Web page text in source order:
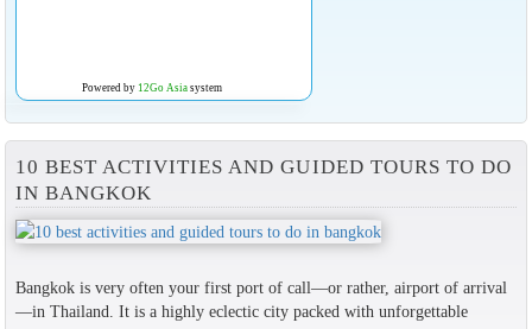
Powered by 12Go Asiasystem
10 BEST ACTIVITIES AND GUIDED TOURS TO DO
IN BANGKOK
Bangkok is very often your first port of call—or rather, airport of arrival
—in Thailand. It is a highly eclectic city packed with unforgettable